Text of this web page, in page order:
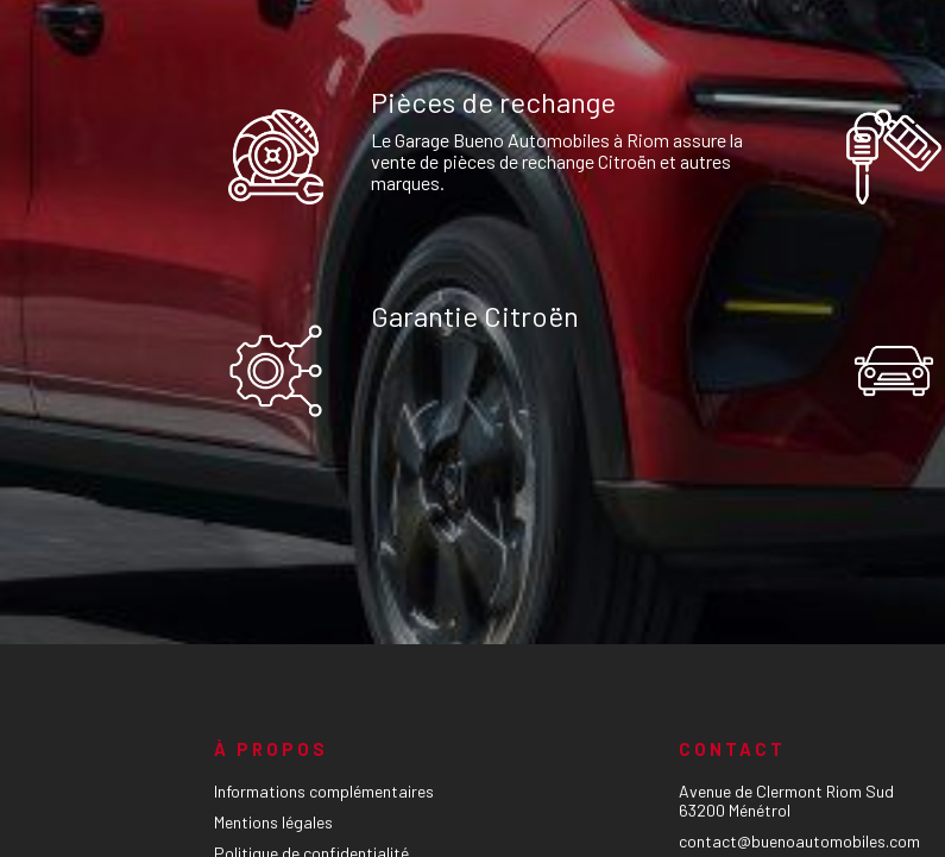
Pièces de rechange
Le Garage Bueno Automobiles à Riom assure la
vente de pièces de rechange Citroën et autres
marques.
Garantie Citroën
À PROPOS
Informations complémentaires
Mentions légales
Politique de confidentialité
CONTACT
Avenue de Clermont Riom Sud
63200 Ménétrol
contact@buenoautomobiles.com